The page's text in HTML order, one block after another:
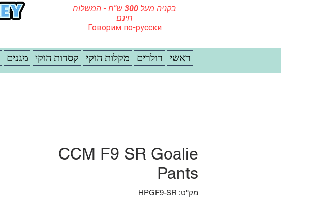
בקניה מעל 300 ש"ח - המשלוח
חינם
Говорим по-русски
ראשי רולרים מקלות הוקי קסדות הוקי מגנים
CCM F9 SR Goalie
Pants
מק"ט: HPGF9-SR